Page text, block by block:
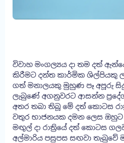
විවාහ මංගල්‍යය දා තම දත්
කිරීමට දන්ත කාර්මික ශිල්පියකු
ගත් මනාලයකු මුහුණ පෑ අපූරු
ලැබුණේ අගනුවරට ආසන්න
අතර තබා තිබූ මේ දත් කොටස
වතුර භාජනයක දමන ලෙස
මඟුල් දා රාත්‍රියේ දත් කොටස
අල්මාරිය පසුපස සඟවා තැබුවේ